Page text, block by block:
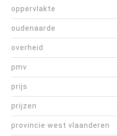
oppervlakte
oudenaarde
overheid
pmv
prijs
prijzen
provincie west vlaanderen